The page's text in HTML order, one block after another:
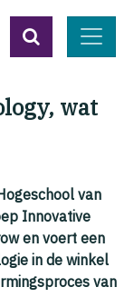
wat
van
Innovative
en voert een
in de winkel
van